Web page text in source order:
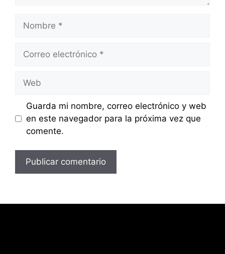
electrónico
Guarda mi nombre, correo electrónico y web
en este navegador para la próxima vez que
comente.